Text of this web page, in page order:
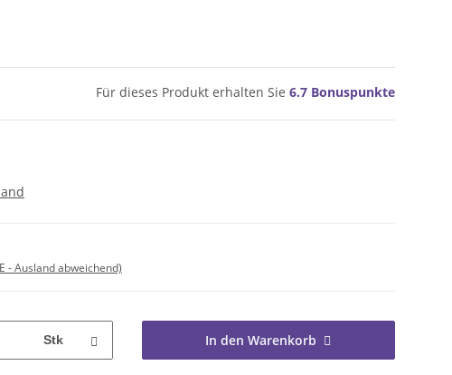
Für dieses Produkt erhalten Sie 6.7 Bonuspunkte
- Ausland abweichend)
Stk In den Warenkorb